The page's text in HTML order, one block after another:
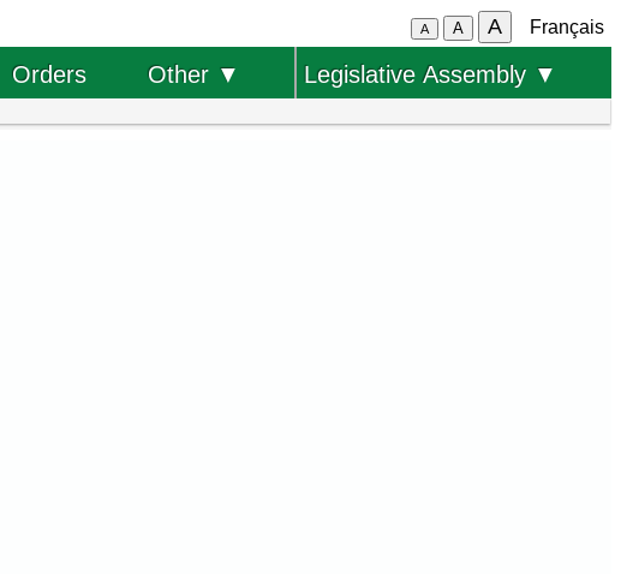
A A A Français
Orders Other ▼ Legislative Assembly ▼